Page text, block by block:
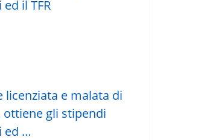
licenziata e malata di
gli stipendi
ed …